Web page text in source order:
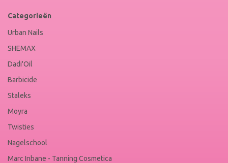
Categorieën
Urban Nails
SHEMAX
Dadi'Oil
Barbicide
Staleks
Moyra
Twisties
Nagelschool
Marc Inbane - Tanning Cosmetica